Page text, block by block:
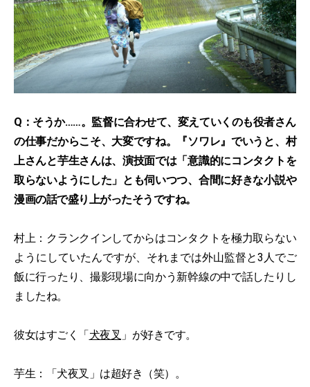
Q：そうか……。監督に合わせて、変えていくのも役者さん
の仕事だからこそ、大変ですね。『ソワレ』でいうと、村
上さんと芋生さんは、演技面では「意識的にコンタクトを
取らないようにした」とも伺いつつ、合間に好きな小説や
漫画の話で盛り上がったそうですね。
村上：クランクインしてからはコンタクトを極力取らない
ようにしていたんですが、それまでは外山監督と3人でご
飯に行ったり、撮影現場に向かう新幹線の中で話したりし
ましたね。
彼女はすごく「犬夜叉 」が好きです。
芋生：「犬夜叉」は超好き（笑）。